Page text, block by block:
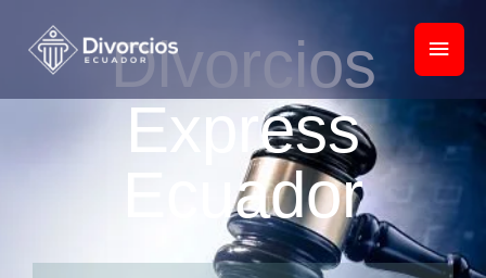
contenido
Divorcios
Express
Ecuador